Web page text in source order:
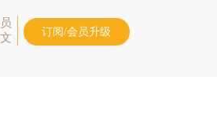
订阅/会员升级